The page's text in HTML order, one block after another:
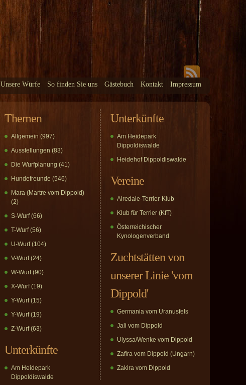
Unsere Würfe So finden Sie uns Gästebuch Kontakt Impressum
Themen
Allgemein (997)
Ausstellungen (83)
Die Wurfplanung (41)
Hundefreunde (546)
Mara (Martre vom Dippold)
(2)
S-Wurf(66)
T-Wurf(56)
U-Wurf(104)
V-Wurf(24)
W-Wurf(90)
X-Wurf(19)
Y-Wurf(15)
Y-Wurf(19)
Z-Wurf(63)
Unterkünfte
Am Heidepark
Dippoldiswalde
Unterkünfte
Am Heidepark
Dippoldiswalde
Heidehof Dippoldiswalde
Vereine
Airedale-Terrier-Klub
Klub für Terrier (KfT)
Österreichischer
Kynologenverband
Zuchtstätten von
unserer Linie 'vom
Dippold'
Germania vom Uranusfels
Jali vom Dippold
Ulyssa/Wenke vom Dippold
Zafira vom Dippold (Ungarn)
Zakira vom Dippold